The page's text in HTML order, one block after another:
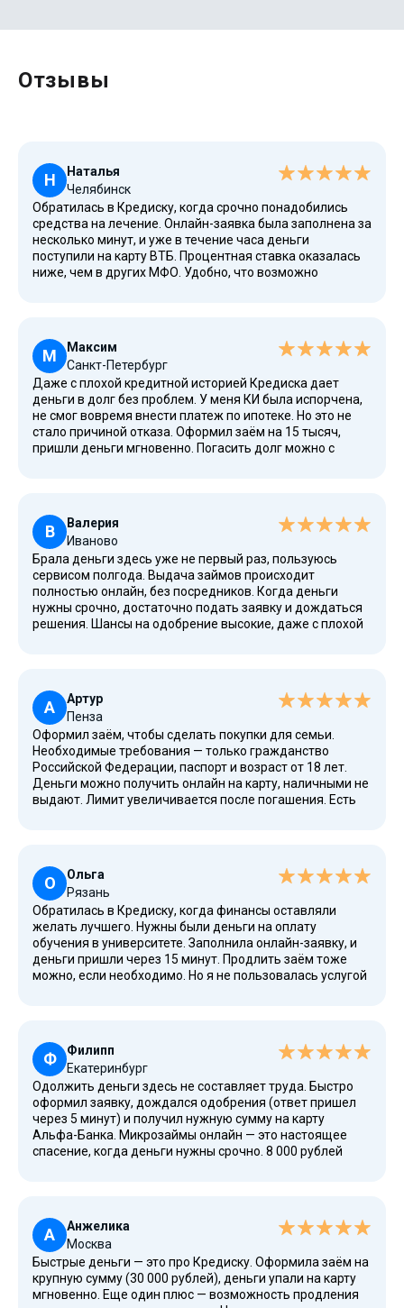
Отзывы
Н
Наталья
Челябинск
Обратилась в Кредиску, когда срочно понадобились
средства на лечение. Онлайн-заявка была заполнена за
несколько минут, и уже в течение часа деньги
поступили на карту ВТБ. Процентная ставка оказалась
ниже, чем в других МФО. Удобно, что возможно
М
Максим
Санкт-Петербург
Даже с плохой кредитной историей Кредиска дает
деньги в долг без проблем. У меня КИ была испорчена,
не смог вовремя внести платеж по ипотеке. Но это не
стало причиной отказа. Оформил заём на 15 тысяч,
пришли деньги мгновенно. Погасить долг можно с
В
Валерия
Иваново
Брала деньги здесь уже не первый раз, пользуюсь
сервисом полгода. Выдача займов происходит
полностью онлайн, без посредников. Когда деньги
нужны срочно, достаточно подать заявку и дождаться
решения. Шансы на одобрение высокие, даже с плохой
А
Артур
Пенза
Оформил заём, чтобы сделать покупки для семьи.
Необходимые требования — только гражданство
Российской Федерации, паспорт и возраст от 18 лет.
Деньги можно получить онлайн на карту, наличными не
выдают. Лимит увеличивается после погашения. Есть
переплат. Адекватная процентная ставка, всё
устраивает.
О
Ольга
Рязань
Обратилась в Кредиску, когда финансы оставляли
желать лучшего. Нужны были деньги на оплату
обучения в университете. Заполнила онлайн-заявку, и
деньги пришли через 15 минут. Продлить заём тоже
можно, если необходимо. Но я не пользовалась услугой
000 рублей, и через 14 дней вернула точно такую же
сумму без каких-либо процентов.
Ф
Филипп
Екатеринбург
Одолжить деньги здесь не составляет труда. Быстро
оформил заявку, дождался одобрения (ответ пришел
через 5 минут) и получил нужную сумму на карту
Альфа-Банка. Микрозаймы онлайн — это настоящее
спасение, когда деньги нужны срочно. 8 000 рублей
КИ. Огромное спасибо!
А
Анжелика
Москва
Быстрые деньги — это про Кредиску. Оформила заём на
крупную сумму (30 000 рублей), деньги упали на карту
мгновенно. Еще один плюс — возможность продления